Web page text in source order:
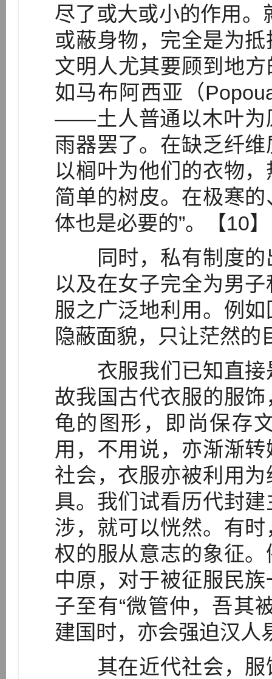
尽了或大或小的作用。
或蔽身物，完全是为
文明人尤其要顾到地
如马布阿西亚（
——土人普通以木叶为
雨器罢了。在缺乏纤
以榈叶为他们的衣物
简单的树皮。在极寒
体也是必要的”。【10】
同时，私有制度的
以及在女子完全为男
服之广泛地利用。例
隐蔽面貌，只让茫然的
衣服我们已知直接
故我国古代衣服的服
龟的图形，即尚保存
用，不用说，亦渐渐
社会，衣服亦被利用
具。我们试看历代封
涉，就可以恍然。有
权的服从意志的象征
中原，对于被征服民
子至有“微管仲，吾其
建国时，亦会强迫汉人
其在近代社会，服